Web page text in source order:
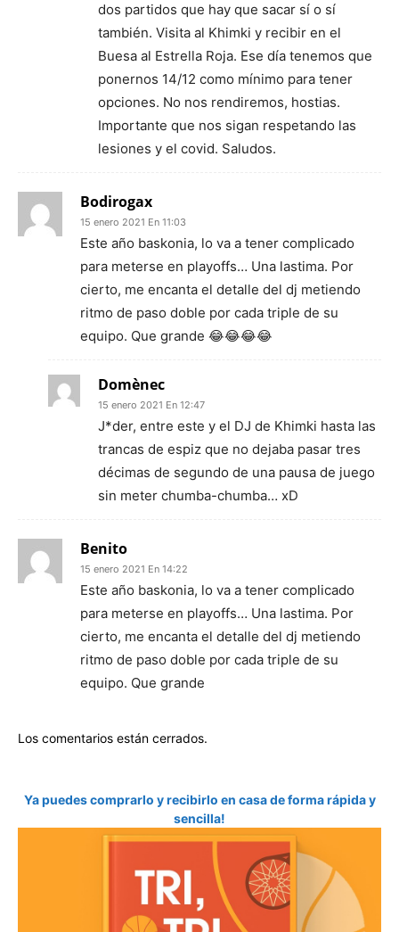
dos partidos que hay que sacar sí o sí
también. Visita al Khimki y recibir en el
Buesa al Estrella Roja. Ese día tenemos que
ponernos 14/12 como mínimo para tener
opciones. No nos rendiremos, hostias.
Importante que nos sigan respetando las
lesiones y el covid. Saludos.
Bodirogax
15 enero 2021 En 11:03
Este año baskonia, lo va a tener complicado
para meterse en playoffs… Una lastima. Por
cierto, me encanta el detalle del dj metiendo
ritmo de paso doble por cada triple de su
equipo. Que grande 😂😂😂😂
Domènec
15 enero 2021 En 12:47
J*der, entre este y el DJ de Khimki hasta las
trancas de espiz que no dejaba pasar tres
décimas de segundo de una pausa de juego
sin meter chumba-chumba… xD
Benito
15 enero 2021 En 14:22
Este año baskonia, lo va a tener complicado
para meterse en playoffs… Una lastima. Por
cierto, me encanta el detalle del dj metiendo
ritmo de paso doble por cada triple de su
equipo. Que grande
Los comentarios están cerrados.
Ya puedes comprarlo y recibirlo en casa de forma rápida y
sencilla!